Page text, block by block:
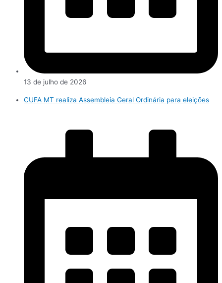
13 de julho de 2026
CUFA MT realiza Assembleia Geral Ordinária para eleições